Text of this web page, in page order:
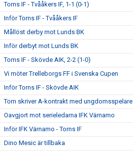
Torns IF - Tvååkers IF, 1-1 (0-1)
Inför Torns IF - Tvååkers IF
Mållöst derby mot Lunds BK
Inför derbyt mot Lunds BK
Torns IF - Skövde AIK, 2-2 (1-0)
Vi möter Trelleborgs FF i Svenska Cupen
Inför Torns IF - Skövde AIK
Torn skriver A-kontrakt med ungdomsspelare
Oavgjort mot serieledarna IFK Värnamo
Inför IFK Värnamo - Torns IF
Dino Mesic är tillbaka